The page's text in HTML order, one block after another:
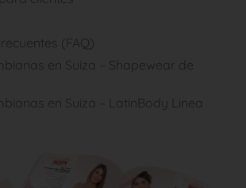
(FAQ)
en Suiza – Shapewear de
en Suiza – LatinBody Linea